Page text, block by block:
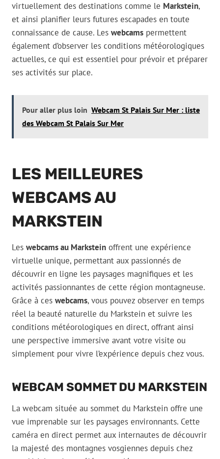
virtuellement des destinations comme le Markstein,
et ainsi planifier leurs futures escapades en toute
connaissance de cause. Les webcams permettent
également d’observer les conditions météorologiques
actuelles, ce qui est essentiel pour prévoir et préparer
ses activités sur place.
Pour aller plus loin Webcam St Palais Sur Mer : liste
des Webcam St Palais Sur Mer
LES MEILLEURES
WEBCAMS AU
MARKSTEIN
Les webcams au Markstein offrent une expérience
virtuelle unique, permettant aux passionnés de
découvrir en ligne les paysages magnifiques et les
activités passionnantes de cette région montagneuse.
Grâce à ces webcams, vous pouvez observer en temps
réel la beauté naturelle du Markstein et suivre les
conditions météorologiques en direct, offrant ainsi
une perspective immersive avant votre visite ou
simplement pour vivre l’expérience depuis chez vous.
WEBCAM SOMMET DU MARKSTEIN
La webcam située au sommet du Markstein offre une
vue imprenable sur les paysages environnants. Cette
caméra en direct permet aux internautes de découvrir
la majesté des montagnes vosgiennes depuis chez